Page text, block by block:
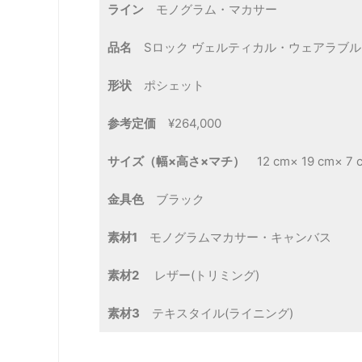
ライン モノグラム・マカサー
品名 Sロック ヴェルティカル・ウェアラブル
形状 ポシェット
参考定価 ¥264,000
サイズ（幅×高さ×マチ） 12 cm× 19 cm× 7
金具色ブラック
素材1 モノグラムマカサー・キャンバス
素材2 レザー(トリミング)
素材3 テキスタイル(ライニング)